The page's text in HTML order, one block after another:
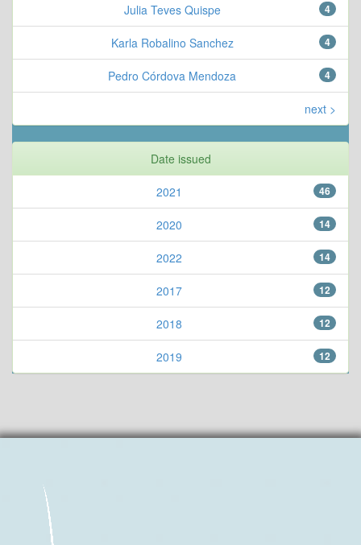
4
Julia Teves Quispe
4
Karla Robalino Sanchez
4
Pedro Córdova Mendoza
next >
Date issued
46
2021
14
2020
14
2022
12
2017
12
2018
12
2019